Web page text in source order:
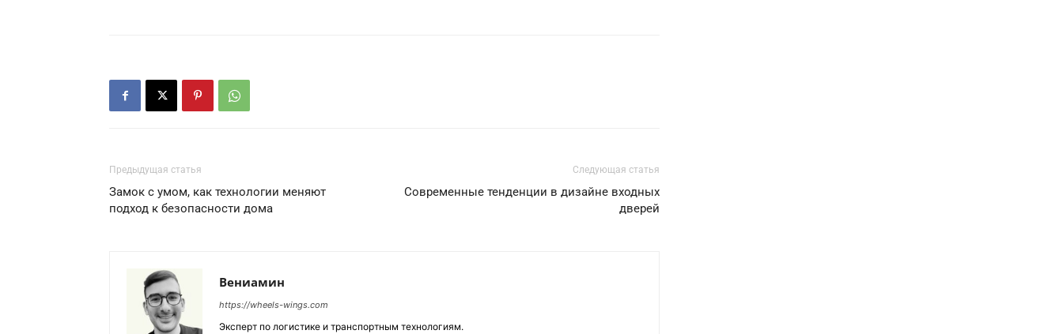
Предыдущая статья
Замок с умом, как технологии меняют
подход к безопасности дома
Следующая статья
Современные тенденции в дизайне входных
дверей
Вениамин
https://wheels-wings.com
Эксперт по логистике и транспортным технологиям.